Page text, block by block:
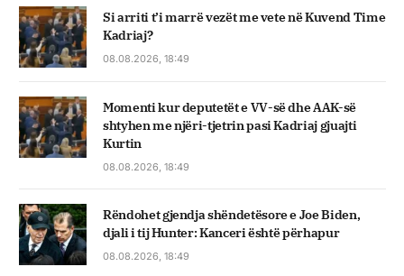
Si arriti t’i marrë vezët me vete në Kuvend Time
Kadriaj?
08.08.2026, 18:49
Momenti kur deputetët e VV-së dhe AAK-së
shtyhen me njëri-tjetrin pasi Kadriaj gjuajti
Kurtin
08.08.2026, 18:49
Rëndohet gjendja shëndetësore e Joe Biden,
djali i tij Hunter: Kanceri është përhapur
08.08.2026, 18:49